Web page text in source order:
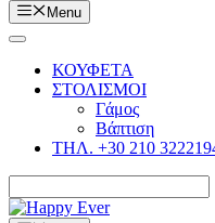
Menu
ΚΟΥΦΕΤΑ
ΣΤΟΛΙΣΜΟΙ
Γάμος
Βάπτιση
ΤΗΛ. +30 210